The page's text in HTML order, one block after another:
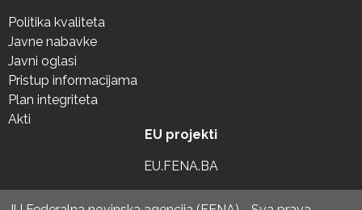
Politika kvaliteta
Javne nabavke
Javni oglasi
Pristup informacijama
Plan integriteta
Akti
EU projekti
EU.FENA.BA